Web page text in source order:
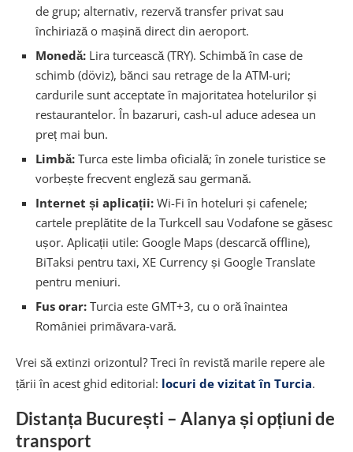
de grup; alternativ, rezervă transfer privat sau
închiriază o mașină direct din aeroport.
Monedă: Lira turcească (TRY). Schimbă în case de
schimb (döviz), bănci sau retrage de la ATM-uri;
cardurile sunt acceptate în majoritatea hotelurilor și
restaurantelor. În bazaruri, cash-ul aduce adesea un
preț mai bun.
Limbă: Turca este limba oficială; în zonele turistice se
vorbește frecvent engleză sau germană.
Internet și aplicații: Wi-Fi în hoteluri și cafenele;
cartele preplătite de la Turkcell sau Vodafone se găsesc
ușor. Aplicații utile: Google Maps (descarcă offline),
BiTaksi pentru taxi, XE Currency și Google Translate
pentru meniuri.
Fus orar: Turcia este GMT+3, cu o oră înaintea
României primăvara-vară.
Vrei să extinzi orizontul? Treci în revistă marile repere ale
țării în acest ghid editorial: locuri de vizitat în Turcia.
Distanța București – Alanya și opțiuni de
transport